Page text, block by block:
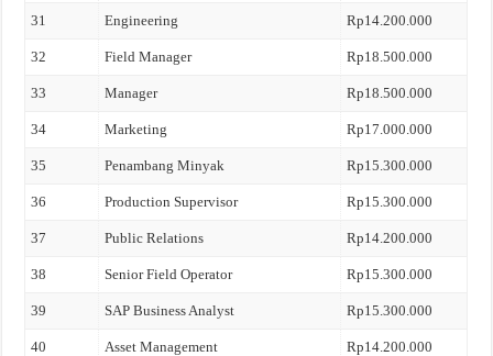
31 Engineering Rp14.200.000
32 Field Manager Rp18.500.000
33 Manager Rp18.500.000
34 Marketing Rp17.000.000
35 Penambang Minyak Rp15.300.000
36 Production Supervisor Rp15.300.000
37 Public Relations Rp14.200.000
38 Senior Field Operator Rp15.300.000
39 SAP Business Analyst Rp15.300.000
40 Asset Management Rp14.200.000